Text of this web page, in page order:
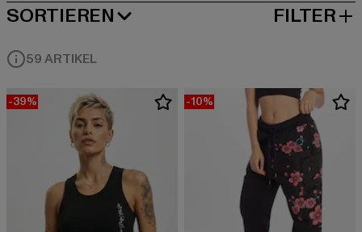
SORTIEREN
BELIEBTESTE FILTER
59 ARTIKEL
-39% -10%